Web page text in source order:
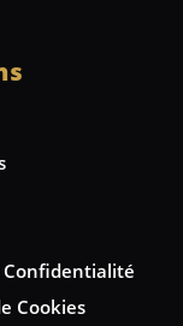
Cookies